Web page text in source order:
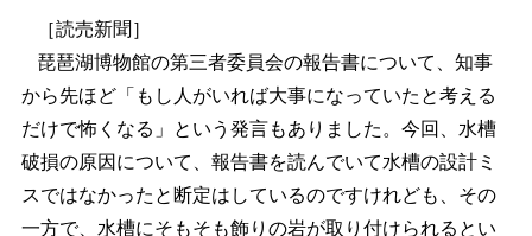
［読売新聞］
琵琶湖博物館の第三者委員会の報告書について、知事
から先ほど「もし人がいれば大事になっていたと考える
だけで怖くなる」という発言もありました。今回、水槽
破損の原因について、報告書を読んでいて水槽の設計ミ
スではなかったと断定はしているのですけれども、その
一方で、水槽にそもそも飾りの岩が取り付けられるとい